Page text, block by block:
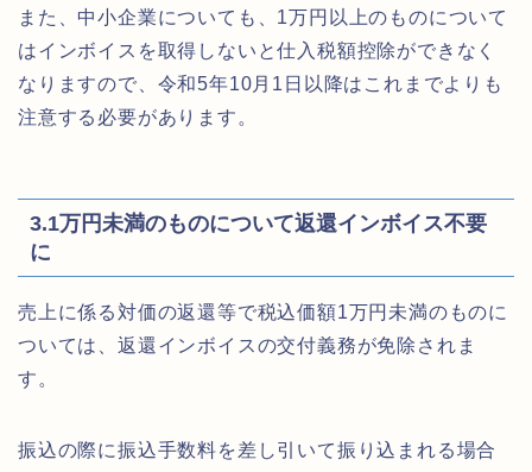
また、中小企業についても、1万円以上のものについて
はインボイスを取得しないと仕入税額控除ができなく
なりますので、令和5年10月1日以降はこれまでよりも
注意する必要があります。
3.1万円未満のものについて返還インボイス不要
に
売上に係る対価の返還等で税込価額1万円未満のものに
ついては、返還インボイスの交付義務が免除されま
す。
振込の際に振込手数料を差し引いて振り込まれる場合